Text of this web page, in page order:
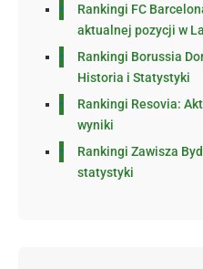
Rankingi FC
aktualnej pozycji w
Rankingi Borussia
Historia i Statystyki
Rankingi Resovia:
wyniki
Rankingi Zawisza
statystyki